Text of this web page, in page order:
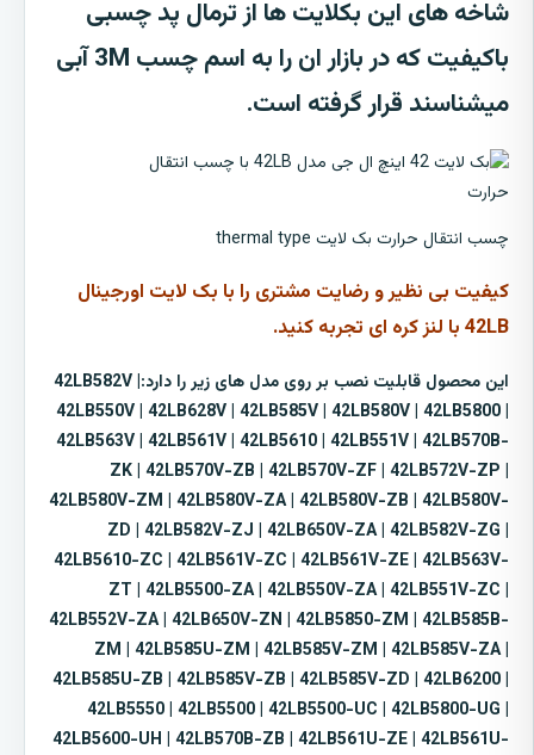
شاخه های این بکلایت ها از ترمال پد چسبی
باکیفیت که در بازار ان را به اسم چسب 3M آبی
میشناسند قرار گرفته است.
چسب انتقال حرارت بک لایت thermal type
کیفیت بی نظیر و رضایت مشتری را با بک لایت اورجینال
42LB با لنز کره ای تجربه کنید.
این محصول قابلیت نصب بر روی مدل های زیر را دارد:42LB582V |
42LB550V | 42LB628V | 42LB585V | 42LB580V | 42LB5800 |
42LB563V | 42LB561V | 42LB5610 | 42LB551V | 42LB570B-
ZK | 42LB570V-ZB | 42LB570V-ZF | 42LB572V-ZP |
42LB580V-ZM | 42LB580V-ZA | 42LB580V-ZB | 42LB580V-
ZD | 42LB582V-ZJ | 42LB650V-ZA | 42LB582V-ZG |
42LB5610-ZC | 42LB561V-ZC | 42LB561V-ZE | 42LB563V-
ZT | 42LB5500-ZA | 42LB550V-ZA | 42LB551V-ZC |
42LB552V-ZA | 42LB650V-ZN | 42LB5850-ZM | 42LB585B-
ZM | 42LB585U-ZM | 42LB585V-ZM | 42LB585V-ZA |
42LB585U-ZB | 42LB585V-ZB | 42LB585V-ZD | 42LB6200 |
42LB5550 | 42LB5500 | 42LB5500-UC | 42LB5800-UG |
42LB5600-UH | 42LB570B-ZB | 42LB561U-ZE | 42LB561U-